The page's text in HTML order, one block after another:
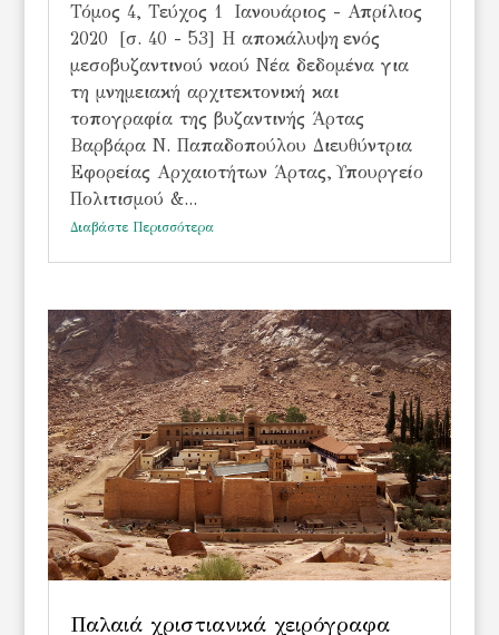
Τόμος 4, Τεύχος 1 Ιανουάριος - Απρίλιος
2020 [σ. 40 - 53] Η αποκάλυψη ενός
μεσοβυζαντινού ναού Νέα δεδομένα για
τη μνημειακή αρχιτεκτονική και
τοπογραφία της βυζαντινής Άρτας
Βαρβάρα Ν. Παπαδοπούλου Διευθύντρια
Εφορείας Αρχαιοτήτων Άρτας, Υπουργείο
Πολιτισμού &...
Διαβάστε Περισσότερα
Παλαιά χριστιανικά χειρόγραφα